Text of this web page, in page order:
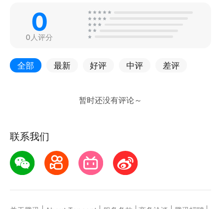
0
0人评分
全部 最新 好评 中评 差评
联系我们